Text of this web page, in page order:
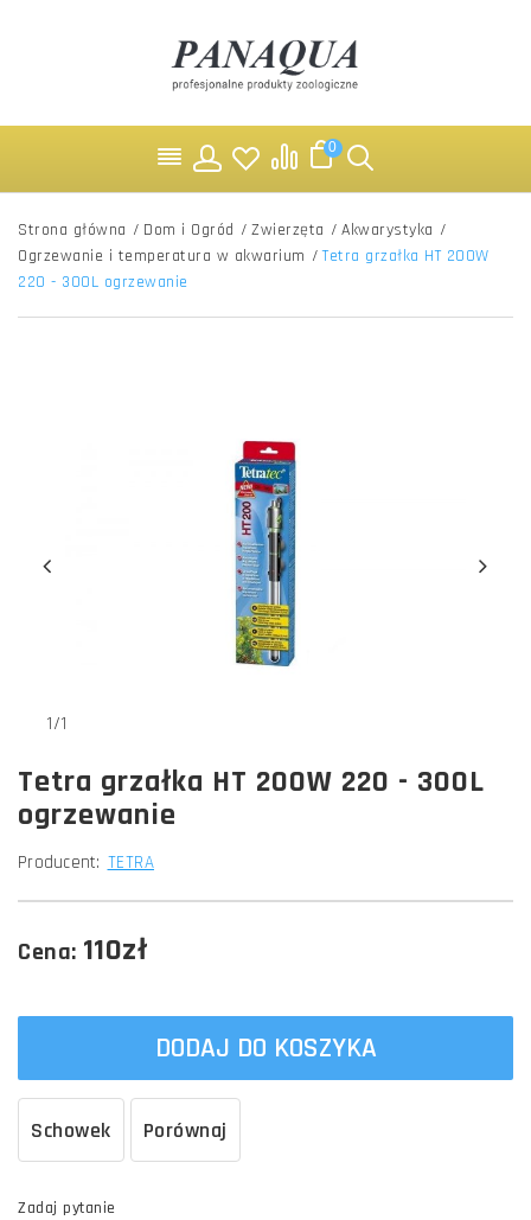
0
Strona główna / Dom i Ogród / Zwierzęta / Akwarystyka /
Ogrzewanie i temperatura w akwarium / Tetra grzałka HT 200W
220 - 300L ogrzewanie
1/1
Tetra grzałka HT 200W 220 - 300L
ogrzewanie
Producent: TETRA
Cena: 110zł
DODAJ DO KOSZYKA
Schowek Porównaj
Zadaj pytanie